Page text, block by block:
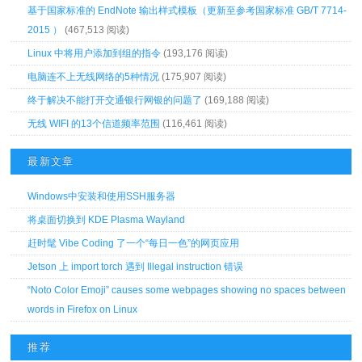
基于国家标准的 EndNote 输出样式模板（更新至参考国家标准 GB/T 7714-
2015 ）
(467,513 阅读)
Linux 中将用户添加到组的指令 (193,176 阅读)
电脑连不上无线网络的5种情况 (175,907 阅读)
终于解决不能打开交通银行网银的问题了 (169,188 阅读)
无线 WIFI 的13个信道频率范围 (116,461 阅读)
最新文章
Windows中安装和使用SSH服务器
将桌面切换到 KDE Plasma Wayland
赶时髦 Vibe Coding 了一个“每日一色”的网页应用
Jetson 上 import torch 遇到 Illegal instruction 错误
“Noto Color Emoji” causes some webpages showing no spaces between
words in Firefox on Linux
推荐